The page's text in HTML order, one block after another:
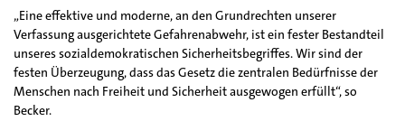
„Eine effektive und moderne, an den Grundrechten unserer
Verfassung ausgerichtete Gefahrenabwehr, ist ein fester Bestandteil
unseres sozialdemokratischen Sicherheitsbegriffes. Wir sind der
festen Überzeugung, dass das Gesetz die zentralen Bedürfnisse der
Menschen nach Freiheit und Sicherheit ausgewogen erfüllt“, so
Becker.